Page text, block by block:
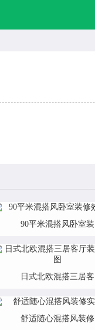
90平米混搭风卧室装
日式北欧混搭三居客
舒适随心混搭风装修